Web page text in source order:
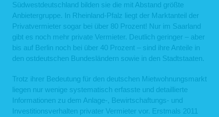
Südwestdeutschland bilden sie die mit Abstand größte
Anbietergruppe. In Rheinland-Pfalz liegt der Marktanteil der
Privatvermieter sogar bei über 80 Prozent! Nur im Saarland
gibt es noch mehr private Vermieter. Deutlich geringer – aber
bis auf Berlin noch bei über 40 Prozent – sind ihre Anteile in
den ostdeutschen Bundesländern sowie in den Stadtstaaten.
Trotz ihrer Bedeutung für den deutschen Mietwohnungsmarkt
liegen nur wenige systematisch erfasste und detaillierte
Informationen zu dem Anlage-, Bewirtschaftungs- und
Investitionsverhalten privater Vermieter vor. Erstmals 2011